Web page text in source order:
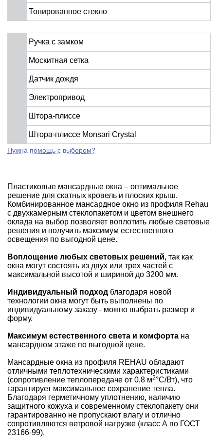
Тонированное стекло
Ручка с замком
Москитная сетка
Датчик дождя
Электропривод
Штора-плиссе
Штора-плиссе Monsari Crystal
Нужна помощь с выбором?
Пластиковые мансардные окна – оптимальное
решение для скатных кровель и плоских крыш.
Комбинированное мансардное окно из профиля Rehau
с двухкамерным стеклопакетом и цветом внешнего
оклада на выбор позволяет воплотить любые световые
решения и получить максимум естественного
освещения по выгодной цене.
Воплощение любых световых решений, так как
окна могут состоять из двух или трех частей с
максимальной высотой и шириной до 3200 мм.
Индивидуальный подход благодаря новой
технологии окна могут быть выполнены по
индивидуальному заказу - можно выбрать размер и
форму.
Максимум естественного света и комфорта на
мансардном этаже по выгодной цене.
Мансардные окна из профиля REHAU обладают
отличными теплотехническими характеристиками
(сопротивление теплопередаче от 0,8 м2°С/Вт), что
гарантирует максимальное сохранение тепла.
Благодаря герметичному уплотнению, наличию
защитного кожуха и современному стеклопакету они
гарантированно не пропускают влагу и отлично
сопротивляются ветровой нагрузке (класс А по ГОСТ
23166-99).